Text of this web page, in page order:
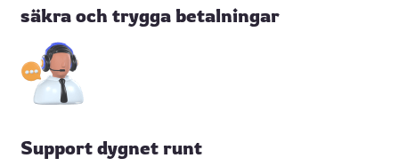
säkra och trygga betalningar
Support dygnet runt